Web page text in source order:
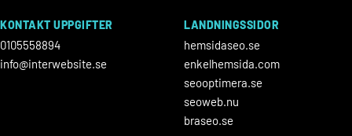
KONTAKT UPPGIFTER
0105558894
info@interwebsite.se
LANDNINGSSIDOR
hemsidaseo.se
enkelhemsida.com
seooptimera.se
seoweb.nu
braseo.se